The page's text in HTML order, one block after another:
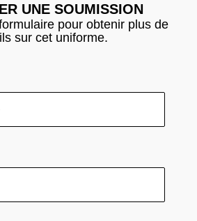
UNE SOUMISSION
pour obtenir plus de
sur cet uniforme.